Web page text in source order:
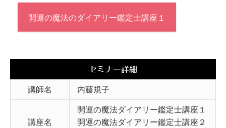
開運の魔法のダイアリー鑑定士講座１
セミナー詳細
講師名 内藤規子
講座名
開運の魔法ダイアリー鑑定士講座１
開運の魔法ダイアリー鑑定士講座２